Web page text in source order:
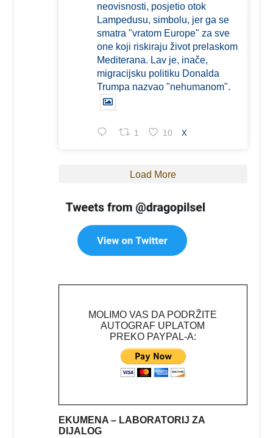
neovisnosti, posjetio otok
Lampedusu, simbolu, jer ga se
smatra "vratom Europe" za sve
one koji riskiraju život prelaskom
Mediterana. Lav je, inače,
migracijsku politiku Donalda
Trumpa nazvao "nehumanom".
1 10 X
Load More
MOLIMO VAS DA PODRŽITE
AUTOGRAF UPLATOM
PREKO PAYPAL-A:
EKUMENA – LABORATORIJ ZA
DIJALOG